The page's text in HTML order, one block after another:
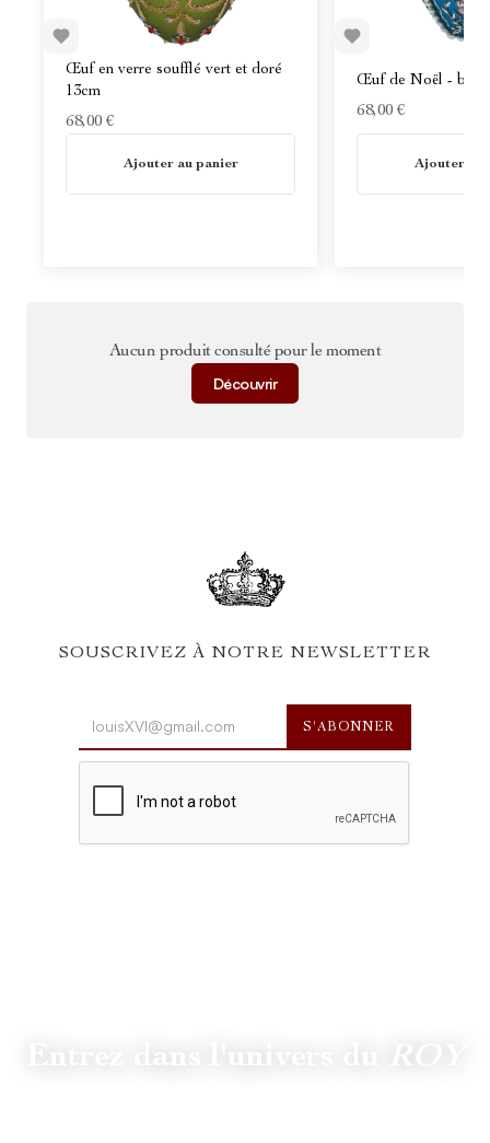
Œuf en verre soufflé vert et doré
13cm
68,00 €
Ajouter au panier
Œuf de Noël - bleu
68,00 €
Ajouter au
Aucun produit consulté pour le moment
Découvrir
SOUSCRIVEZ À NOTRE NEWSLETTER
ROY